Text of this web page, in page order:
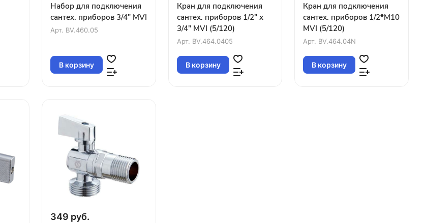
Набор для подключения
сантех. приборов 3/4" MVI
Арт. BV.460.05
В корзину
Кран для подключения
сантех. приборов 1/2" х
3/4" MVI (5/120)
Арт. BV.464.0405
В корзину
Кран для подключения
сантех. приборов 1/2*M10
MVI (5/120)
Арт. BV.464.04N
В корзину
349 руб.